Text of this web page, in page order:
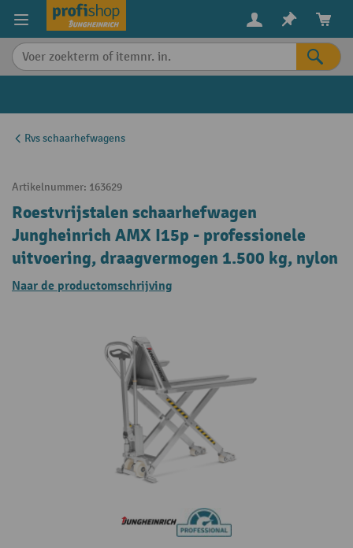
content
Rvs schaarhefwagens
Artikelnummer: 163629
Roestvrijstalen schaarhefwagen
Jungheinrich AMX I15p - professionele
uitvoering, draagvermogen 1.500 kg, nylon
Naar de productomschrijving